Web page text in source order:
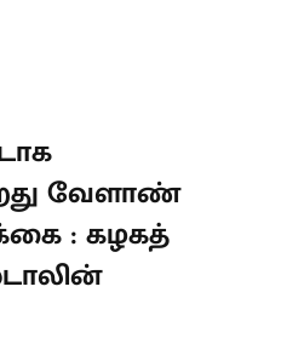
வேளாண்
: கழகத்